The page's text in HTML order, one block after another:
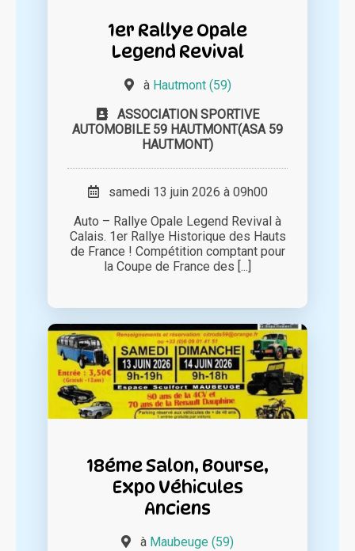
1er Rallye Opale
Legend Revival
à Hautmont (59)
ASSOCIATION SPORTIVE
AUTOMOBILE 59 HAUTMONT(ASA 59
HAUTMONT)
samedi 13 juin 2026 à 09h00
Auto – Rallye Opale Legend Revival à
Calais. 1er Rallye Historique des Hauts
de France ! Compétition comptant pour
la Coupe de France des [...]
18éme Salon, Bourse,
Expo Véhicules
Anciens
à Maubeuge (59)